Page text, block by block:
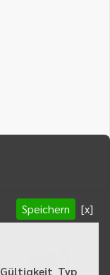
Speichern [x]
Gültigkeit Typ